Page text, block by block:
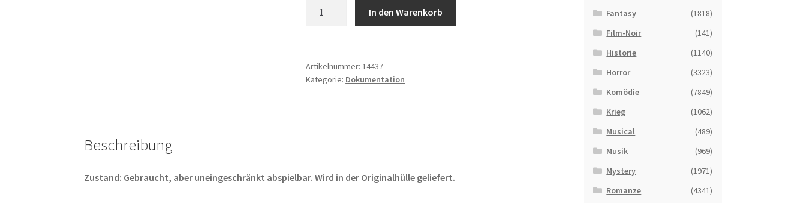
de
Compostela
In den Warenkorb
Artikelnummer:14437
Kategorie: Dokumentation
Beschreibung
Zustand: Gebraucht, aber uneingeschränkt abspielbar. Wird in der Originalhülle geliefert.
Fantasy
(1818)
Film-Noir
(141)
Historie
(1140)
Horror
(3323)
Komödie
(7849)
Krieg
(1062)
Musical
(489)
Musik
(969)
Mystery
(1971)
Romanze
(4341)